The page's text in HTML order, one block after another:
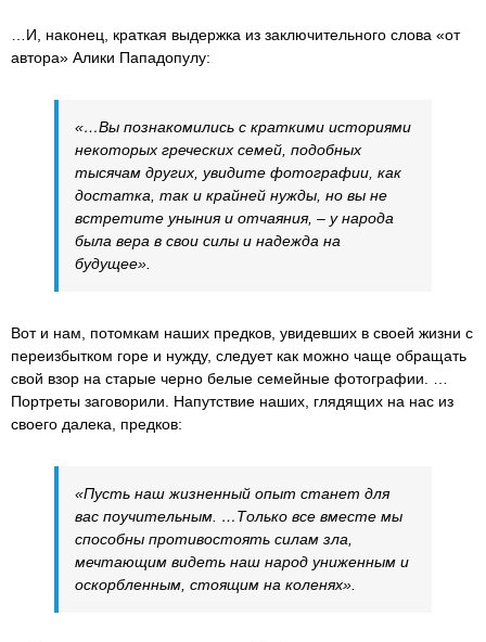
…И, наконец, краткая выдержка из заключительного слова «от
автора» Алики Пападопулу:
«…Вы познакомились с краткими историями
некоторых греческих семей, подобных
тысячам других, увидите фотографии, как
достатка, так и крайней нужды, но вы не
встретите уныния и отчаяния, – у народа
была вера в свои силы и надежда на
будущее».
Вот и нам, потомкам наших предков, увидевших в своей жизни с
переизбытком горе и нужду, следует как можно чаще обращать
свой взор на старые черно белые семейные фотографии. …
Портреты заговорили. Напутствие наших, глядящих на нас из
своего далека, предков:
«Пусть наш жизненный опыт станет для
вас поучительным. …Только все вместе мы
способны противостоять силам зла,
мечтающим видеть наш народ униженным и
оскорбленным, стоящим на коленях».